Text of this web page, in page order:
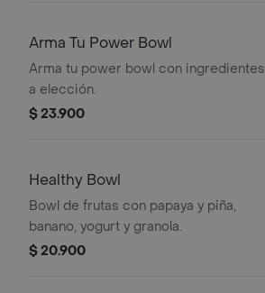
Arma Tu Power Bowl
Arma tu power bowl con ingredientes
a elección.
$ 23.900
Healthy Bowl
Bowl de frutas con papaya y piña,
banano, yogurt y granola.
$ 20.900